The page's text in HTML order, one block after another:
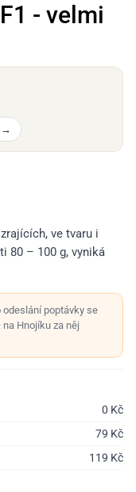
- velmi
→
ve tvaru i
80 – 100 g, vyniká
odeslání poptávky se
Hnojíku za něj
0 Kč
79 Kč
119 Kč